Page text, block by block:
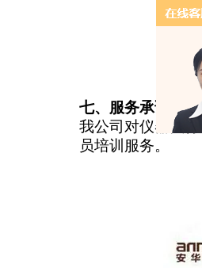
七、服务承诺
我公司对仪器实
员培训服务。